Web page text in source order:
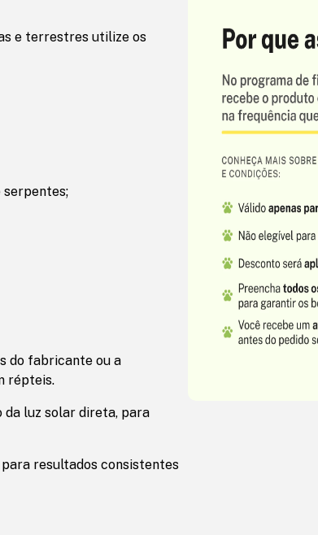
e terrestres utilize os
do fabricante ou a
répteis.
da luz solar direta, para
resultados consistentes